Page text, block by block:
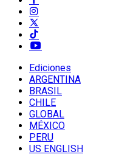
Ediciones
ARGENTINA
BRASIL
CHILE
GLOBAL
MÉXICO
PERU
US ENGLISH